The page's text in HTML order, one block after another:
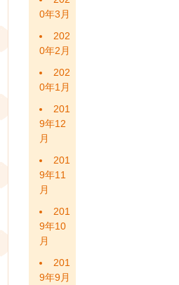
0年3月
202
0年2月
202
0年1月
201
9年12
月
201
9年11
月
201
9年10
月
201
9年9月